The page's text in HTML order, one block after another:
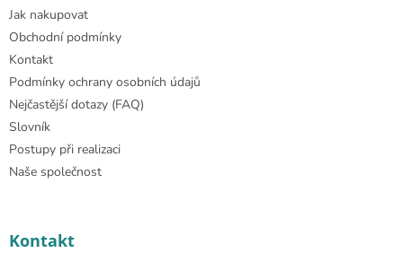
Jak nakupovat
Obchodní podmínky
Kontakt
Podmínky ochrany osobních údajů
Nejčastější dotazy (FAQ)
Slovník
Postupy při realizaci
Naše společnost
Kontakt